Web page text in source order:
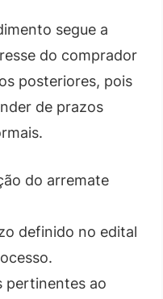
segue a
do comprador
posteriores, pois
de prazos
do arremate
definido no edital
pertinentes ao